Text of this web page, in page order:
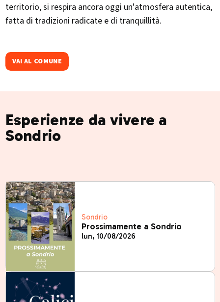
territorio, si respira ancora oggi un'atmosfera autentica,
fatta di tradizioni radicate e di tranquillità.
VAI AL COMUNE
Esperienze da vivere a
Sondrio
Sondrio
Prossimamente a Sondrio
lun, 10/08/2026